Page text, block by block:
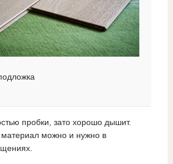
пробки, зато хорошо дышит.
материал можно и нужно в